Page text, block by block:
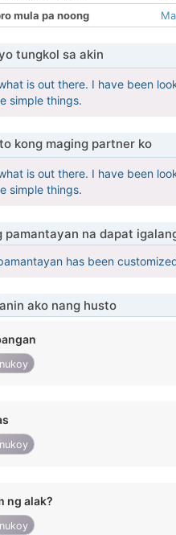
mula pa noong
tungkol sa akin
is out there. I have been
simple things.
kong maging partner ko
is out there. I have been
simple things.
pamantayan na dapat
has been
ako nang husto
ng alak?